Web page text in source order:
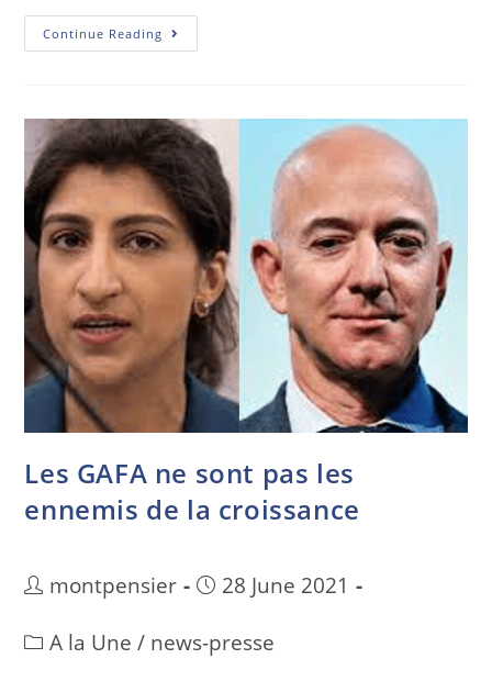
Continue Reading
Les GAFA ne sont pas les
ennemis de la croissance
montpensier
28 June 2021
A la Une / news-presse